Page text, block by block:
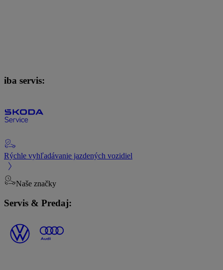
iba servis:
Rýchle vyhľadávanie jazdených vozidiel
Naše značky
Servis & Predaj: